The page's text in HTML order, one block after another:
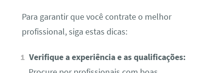
Para garantir que você contrate o melhor
profissional, siga estas dicas:
Verifique a experiência e as qualificações: